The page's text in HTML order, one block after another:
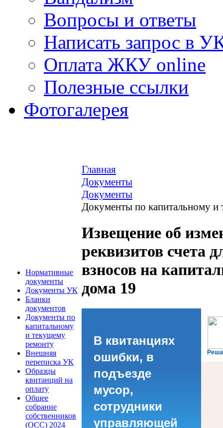
Вопросы и ответы
Написать запрос в
Оплата ЖКУ online
Полезные ссылки
Фотогалерея
Нормативные
документы
Документы УК
Бланки
документов
Документы по
капитальному
и текущему
ремонту
Внешняя
переписка УК
Образцы
квитанций на
оплату
Общее
собрание
собственников
(ОСС) 2024
Главная
Документы
Документы
Документы по капитальному и
Извещение об
реквизитов счета
взносов на
дома 19
В квитанциях
ошибки, в
подъезде
мусор,
сотрудники
управляющей